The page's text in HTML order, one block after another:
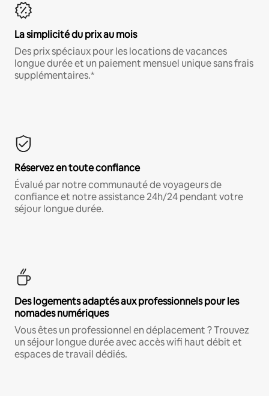
La simplicité du prix au mois
Des prix spéciaux pour les locations de vacances
longue durée et un paiement mensuel unique sans frais
supplémentaires.*
Réservez en toute confiance
Évalué par notre communauté de voyageurs de
confiance et notre assistance 24h/24 pendant votre
séjour longue durée.
Des logements adaptés aux professionnels pour les
nomades numériques
Vous êtes un professionnel en déplacement ? Trouvez
un séjour longue durée avec accès wifi haut débit et
espaces de travail dédiés.